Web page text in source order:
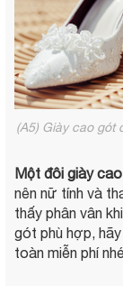
(A5) Giày cao gót
Một đôi giày
nên nữ tính và
thấy phân vân
gót phù hợp,
toàn miễn phí